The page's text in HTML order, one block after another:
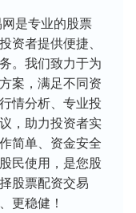
是专业的股票
资者提供便捷、
。我们致力于为
案，满足不同资
情分析、专业投
，助力投资者实
简单、资金安全
民使用，是您股
股票配资交易
更稳健！